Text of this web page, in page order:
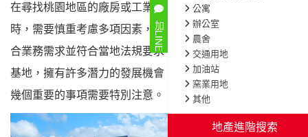
在尋找桃園地區的廠房或工業地點進行買賣或租賃
時，需要慎重考慮多項因素，以確保您的投資能夠符
合業務需求並符合當地法規要求。桃園作為台灣重要的工業
基地，擁有許多潛力的發展機會，然而，在這個過程中，有
幾個重要的事項需要特別注意。